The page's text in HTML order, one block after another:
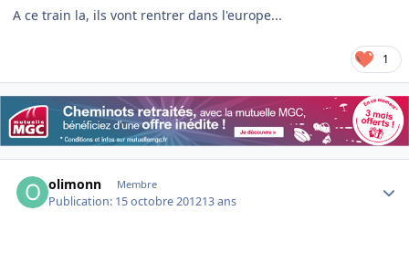
A ce train la, ils vont rentrer dans l'europe...
1
olimonn Membre
Publication: 15 octobre 201213 ans